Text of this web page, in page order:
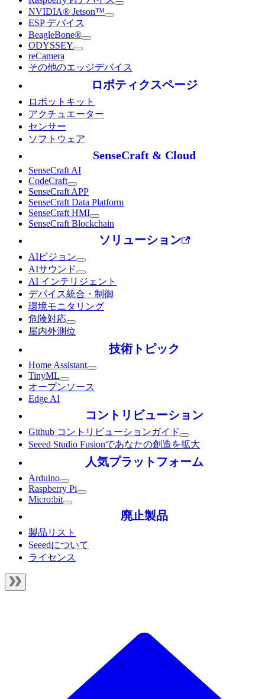
NVIDIA® Jetson™
ESP デバイス
BeagleBone®
ODYSSEY
reCamera
その他のエッジデバイス
ロボティクスページ
ロボットキット
アクチュエーター
センサー
ソフトウェア
SenseCraft & Cloud
SenseCraft AI
CodeCraft
SenseCraft APP
SenseCraft Data Platform
SenseCraft HMI
SenseCraft Blockchain
ソリューション
AIビジョン
AIサウンド
AI インテリジェント
デバイス統合・制御
環境モニタリング
危険対応
屋内外測位
技術トピック
Home Assistant
TinyML
オープンソース
Edge AI
コントリビューション
Github コントリビューションガイド
Seeed Studio Fusionであなたの創造を拡大
人気プラットフォーム
Arduino
Raspberry Pi
Micro:bit
廃止製品
製品リスト
Seeedについて
ライセンス